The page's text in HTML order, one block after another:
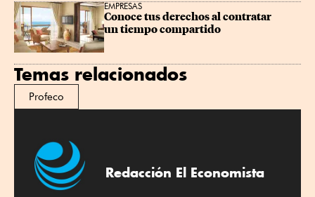
EMPRESAS
Conoce tus derechos al contratar
un tiempo compartido
Temas relacionados
Profeco
Redacción El Economista